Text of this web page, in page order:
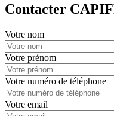
Contacter
Votre nom
Votre prénom
Votre numéro de téléphone
Votre email